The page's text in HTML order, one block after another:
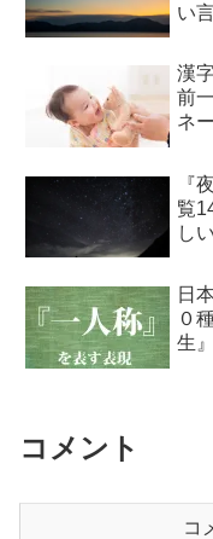
い
漢
前
ネ
『
覧
し
日
０
生
コメント
コ